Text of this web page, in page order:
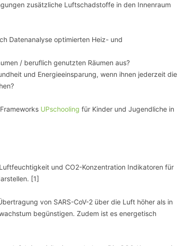
zusätzliche Luftschadstoffe in den Innenraum
Datenanalyse optimierten Heiz- und
/ beruflich genutzten Räumen aus?
und Energieeinsparung, wenn ihnen jederzeit die
UPschooling für Kinder und Jugendliche in
und CO2-Konzentration Indikatoren für
[1]
von SARS-CoV-2 über die Luft höher als in
begünstigen. Zudem ist es energetisch